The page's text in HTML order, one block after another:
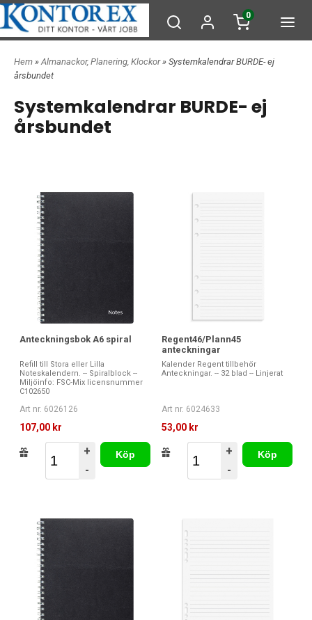
0
Hem »Almanackor, Planering, Klockor» Systemkalendrar BURDE- ej
årsbundet
Systemkalendrar BURDE- ej
årsbundet
Anteckningsbok A6 spiral
Refill till Stora eller Lilla
Noteskalendern. -- Spiralblock --
Miljöinfo: FSC-Mix licensnummer
C102650
Art nr. 6026126
107,00 kr
+
-
Köp
Regent46/Plann45
anteckningar
Kalender Regent tillbehör
Anteckningar. -- 32 blad -- Linjerat
Art nr. 6024633
53,00 kr
+
-
Köp